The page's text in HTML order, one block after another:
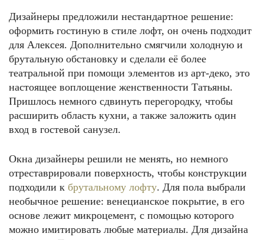
Дизайнеры предложили нестандартное решение:
оформить гостиную в стиле лофт, он очень подходит
для Алексея. Дополнительно смягчили холодную и
брутальную обстановку и сделали её более
театральной при помощи элементов из арт-деко, это
настоящее воплощение женственности Татьяны.
Пришлось немного сдвинуть перегородку, чтобы
расширить область кухни, а также заложить один
вход в гостевой санузел.
Окна дизайнеры решили не менять, но немного
отреставрировали поверхность, чтобы конструкции
подходили к брутальному лофту. Для пола выбрали
необычное решение: венецианское покрытие, в его
основе лежит микроцемент, с помощью которого
можно имитировать любые материалы. Для дизайна